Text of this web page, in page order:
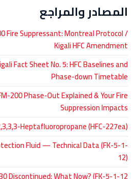
المصادر والمراجع
Fire Suppressant: Montreal Protocol /
Kigali HFC Amendment
Fact Sheet No. 5: HFC Baselines and
Phase-down Timetable
200 Phase-Out Explained & Your Fire
Suppression Impacts
Heptafluoropropane (HFC-227ea)
Fluid — Technical Data (FK-5-1-
12)
Discontinued: What Now? (FK-5-1-12